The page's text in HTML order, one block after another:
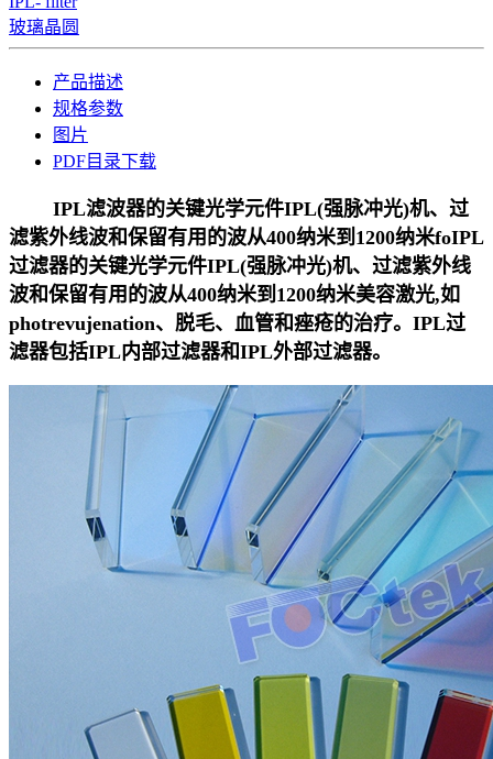
玻璃晶圆
产品描述
规格参数
图片
PDF目录下载
IPL滤波器的关键光学元件IPL(强脉冲光)机、过
滤紫外线波和保留有用的波从400纳米到1200纳米foIPL
过滤器的关键光学元件IPL(强脉冲光)机、过滤紫外线
波和保留有用的波从400纳米到1200纳米美容激光,如
photrevujenation、脱毛、血管和痤疮的治疗。 IPL过
滤器包括IPL内部过滤器和IPL外部过滤器。